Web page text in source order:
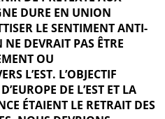
DURE EN UNION
LE SENTIMENT ANTI-
DEVRAIT PAS ÊTRE
OU
L’EST. L’OBJECTIF
DE L’EST ET LA
ÉTAIENT LE RETRAIT DES